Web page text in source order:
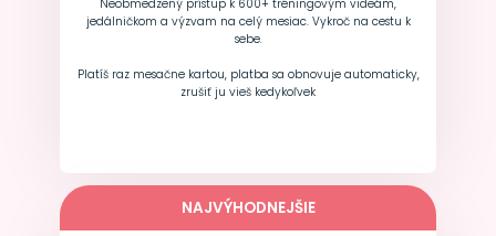
Neobmedzený prístup k 600+ tréningovým videám,
jedálničkom a výzvam na celý mesiac. Vykroč na cestu k
sebe.
Platíš raz mesačne kartou, platba sa obnovuje automaticky,
zrušiť ju vieš kedykoľvek
NAJVÝHODNEJŠIE